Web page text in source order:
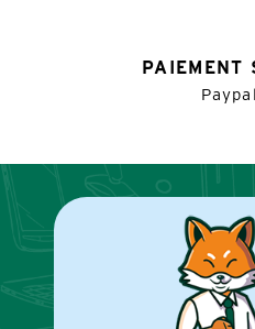
PAIEMENT